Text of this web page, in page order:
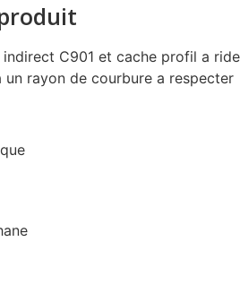
indirect C901 et cache profil a
rayon de courbure a respecter